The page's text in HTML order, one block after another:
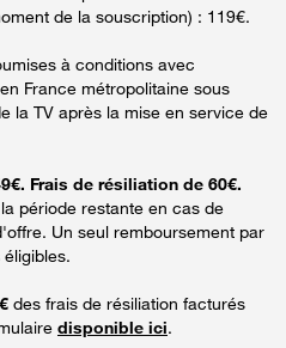
de la souscription) : 119€.
à conditions avec
France métropolitaine sous
la TV après la mise en service de
Frais de résiliation de 60€.
période restante en cas de
Un seul remboursement par
des frais de résiliation facturés
disponible ici.